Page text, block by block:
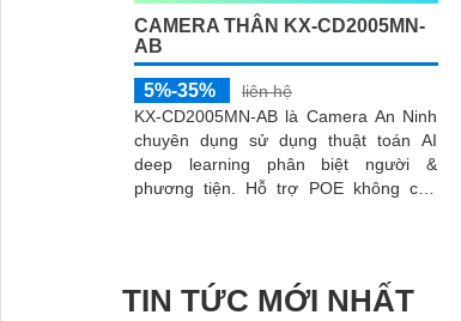
CAMERA THÂN KX-CD2005MN-
AB
5%-35%
liên hệ
KX-CD2005MN-AB là Camera An Ninh
chuyên dụng sử dụng thuật toán AI
deep learning phân biệt người &
phương tiện. Hỗ trợ POE không cần
TIN TỨC MỚI NHẤT